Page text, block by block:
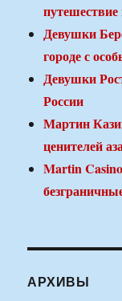
Девушки
городе с
Девушки
России
Мартин
ценителей
Martin
АРХИВЫ